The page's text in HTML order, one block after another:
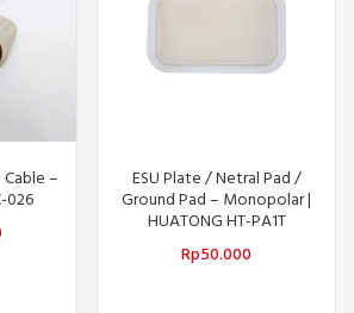
–
026
ESU Plate / Netral Pad /
Ground Pad – Monopolar |
HUATONG HT-PA1T
Rp50.000